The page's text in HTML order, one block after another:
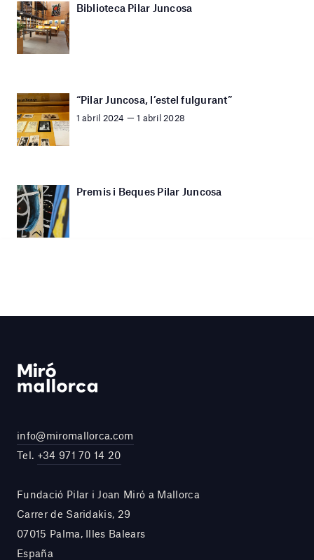
Biblioteca Pilar Juncosa
“Pilar Juncosa, l’estel fulgurant”
1 abril 2024 — 1 abril 2028
Premis i Beques Pilar Juncosa
info@miromallorca.com
Tel. +34 971 70 14 20
Fundació Pilar i Joan Miró a Mallorca
Carrer de Saridakis, 29
07015 Palma, Illes Balears
España